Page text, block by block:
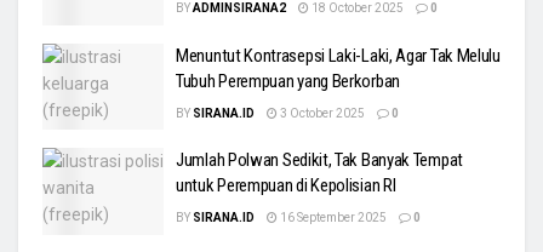
BYADMINSIRANA2 18 October 2025 0
Menuntut Kontrasepsi Laki-Laki, Agar Tak Melulu
Tubuh Perempuan yang Berkorban
BY SIRANA.ID 3 October 2025 0
Jumlah Polwan Sedikit, Tak Banyak Tempat
untuk Perempuan di Kepolisian RI
BY SIRANA.ID 16 September 2025 0